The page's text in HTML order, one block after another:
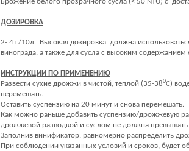
Брожение белого прозрачного сусла (< 50 NTU) с
ДОЗИРОВКА
2- 4 г/10л. Высокая дозировка должна
винограда, а также для сусла с высоким
ИНСТРУКЦИИ ПО ПРИМЕНЕНИЮ
Развести сухие дрожжи в чистой, теплой (35-380С)
перемешать.
Оставить суспензию на 20 минут и снова перемешать.
Как можно раньше добавить суспензию/дрожжевую
дрожжевой разводкой и суслом не должна превышать
Заполнив винификатор, равномерно распределить
При соблюдении указанных условий и сроков, будет